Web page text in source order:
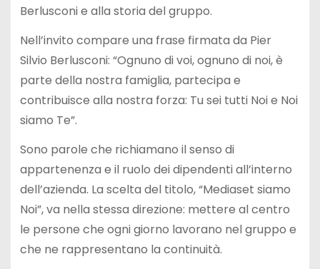
Berlusconi e alla storia del gruppo.
Nell’invito compare una frase firmata da Pier
Silvio Berlusconi: “Ognuno di voi, ognuno di noi, è
parte della nostra famiglia, partecipa e
contribuisce alla nostra forza: Tu sei tutti Noi e Noi
siamo Te”.
Sono parole che richiamano il senso di
appartenenza e il ruolo dei dipendenti all’interno
dell’azienda. La scelta del titolo, “Mediaset siamo
Noi”, va nella stessa direzione: mettere al centro
le persone che ogni giorno lavorano nel gruppo e
che ne rappresentano la continuità.